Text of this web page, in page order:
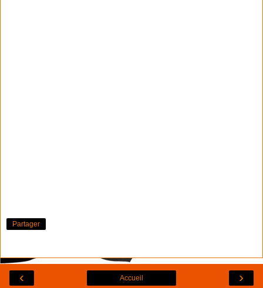
Partager
‹ ›
Accueil